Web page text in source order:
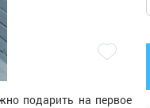
подарить на первое